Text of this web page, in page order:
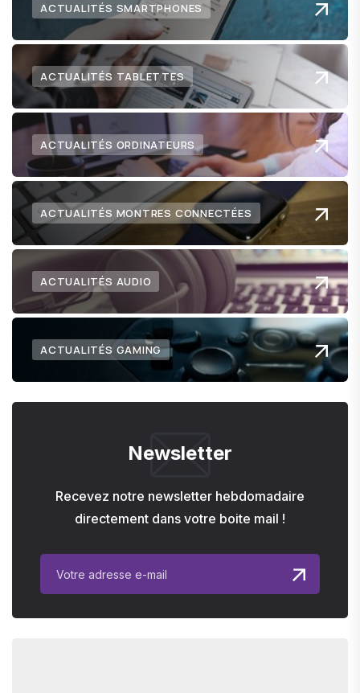
ACTUALITÉS SMARTPHONES
ACTUALITÉS TABLETTES
ACTUALITÉS ORDINATEURS
ACTUALITÉS MONTRES CONNECTÉES
ACTUALITÉS AUDIO
ACTUALITÉS GAMING
Newsletter
Recevez notre newsletter hebdomadaire
directement dans votre boite mail !